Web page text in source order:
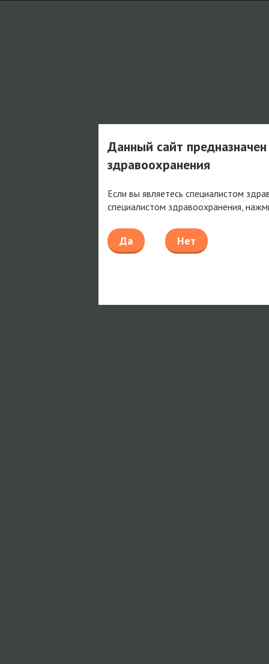
Данный сайт
здравоохранения
Если вы являетесь специалистом
специалистом здравоохранения,
Да Нет